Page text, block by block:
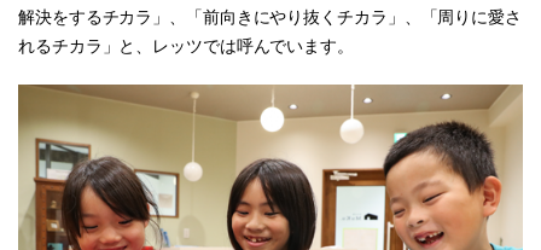
解決をするチカラ」、「前向きにやり抜くチカラ」、「周りに愛さ
れるチカラ」と、レッツでは呼んでいます。